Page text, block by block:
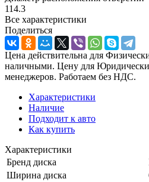
114.3
Все характеристики
Поделиться
Цена действительна для
наличными. Цену для
менеджеров. Работаем без НДС.
Характеристики
Наличие
Подходит к авто
Как купить
Характеристики
Бренд диска
Ширина диска